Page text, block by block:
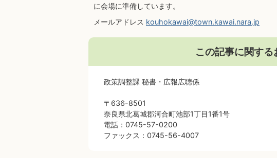
に会場に準備しています。
メールアドレス kouhokawai@town.kawai.nara.jp
この記事に関す
政策調整課 秘書・広報広聴係
〒636-8501
奈良県北葛城郡河合町池部1丁目1番1号
電話：0745-57-0200
ファックス：0745-56-4007